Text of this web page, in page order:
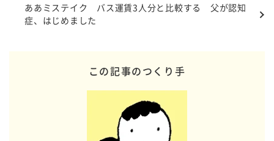
ああミステイク バス運賃3人分と比較する 父が認知
症、はじめました
この記事のつくり手